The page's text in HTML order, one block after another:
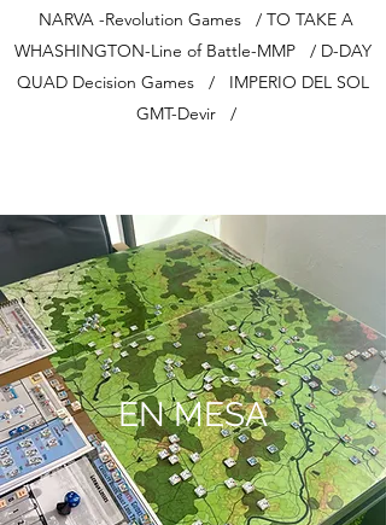
NARVA -Revolution Games / TO TAKE A
WHASHINGTON-Line of Battle-MMP / D-DAY
QUAD Decision Games / IMPERIO DEL SOL
GMT-Devir /
EN MESA